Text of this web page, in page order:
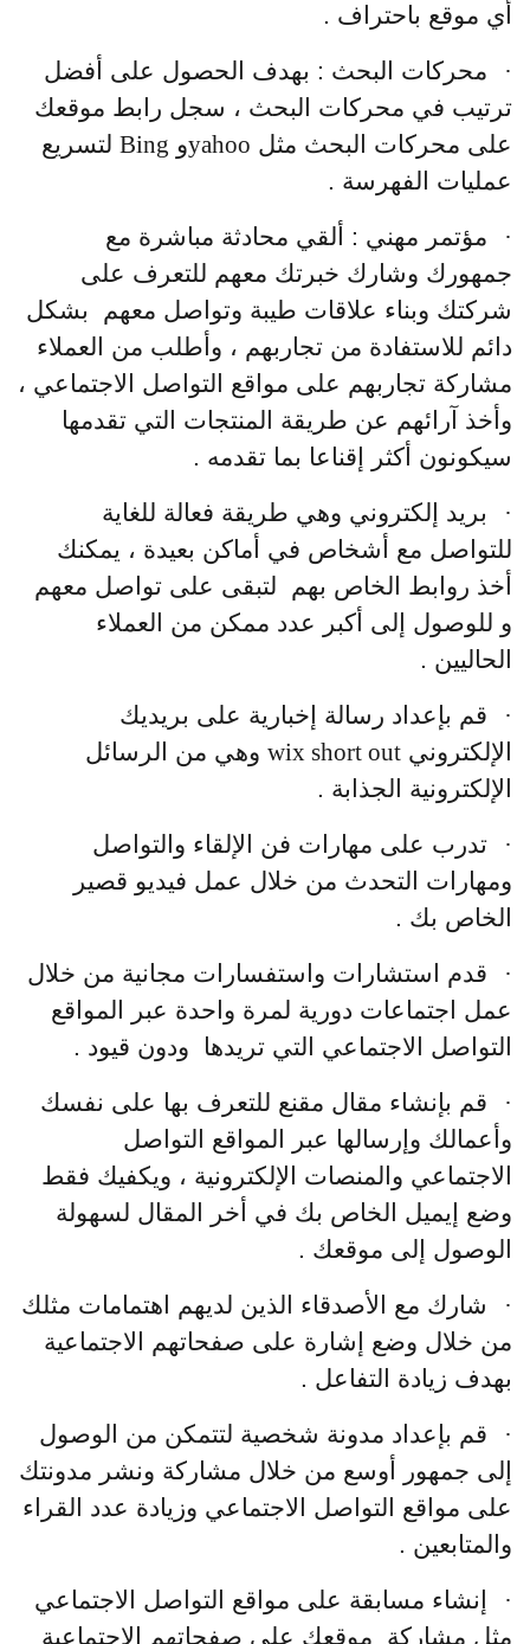
أي موقع باحتراف .
·
محركات البحث : بهدف الحصول على أفضل
ترتيب في محركات البحث ، سجل رابط موقعك
على محركات البحث مثل yahooو Bing لتسريع
عمليات الفهرسة .
·
مؤتمر مهني : ألقي محادثة مباشرة مع
جمهورك وشارك خبرتك معهم للتعرف على
شركتك وبناء علاقات طيبة وتواصل معهم بشكل
دائم للاستفادة من تجاربهم ، وأطلب من العملاء
مشاركة تجاربهم على مواقع التواصل الاجتماعي ،
وأخذ آرائهم عن طريقة المنتجات التي تقدمها
سيكونون أكثر إقناعا بما تقدمه .
·
بريد إلكتروني وهي طريقة فعالة للغاية
للتواصل مع أشخاص في أماكن بعيدة ، يمكنك
أخذ روابط الخاص بهم لتبقى على تواصل معهم
و للوصول إلى أكبر عدد ممكن من العملاء
الحاليين .
·
قم بإعداد رسالة إخبارية على بريديك
الإلكتروني wix short out وهي من الرسائل
الإلكترونية الجذابة .
·
تدرب على مهارات فن الإلقاء والتواصل
ومهارات التحدث من خلال عمل فيديو قصير
الخاص بك .
·
قدم استشارات واستفسارات مجانية من خلال
عمل اجتماعات دورية لمرة واحدة عبر المواقع
التواصل الاجتماعي التي تريدها ودون قيود .
·
قم بإنشاء مقال مقنع للتعرف بها على نفسك
وأعمالك وإرسالها عبر المواقع التواصل
الاجتماعي والمنصات الإلكترونية ، ويكفيك فقط
وضع إيميل الخاص بك في أخر المقال لسهولة
الوصول إلى موقعك .
·
شارك مع الأصدقاء الذين لديهم اهتمامات مثلك
من خلال وضع إشارة على صفحاتهم الاجتماعية
بهدف زيادة التفاعل .
·
قم بإعداد مدونة شخصية لتتمكن من الوصول
إلى جمهور أوسع من خلال مشاركة ونشر مدونتك
على مواقع التواصل الاجتماعي وزيادة عدد القراء
والمتابعين .
·
إنشاء مسابقة على مواقع التواصل الاجتماعي
مثل مشاركة موقعك على صفحاتهم الاجتماعية